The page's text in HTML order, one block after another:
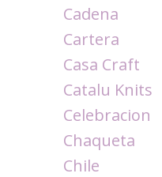
Cadena
Cartera
Casa Craft
Catalu Knits
Celebracion
Chaqueta
Chile